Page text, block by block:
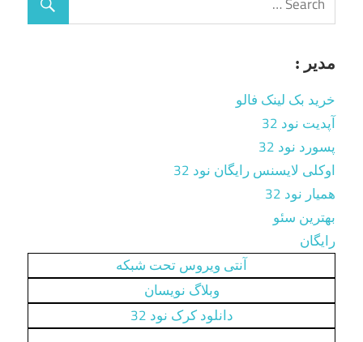
مدیر :
خرید بک لینک فالو
آپدیت نود 32
پسورد نود 32
اوکلی لایسنس رایگان نود 32
همیار نود 32
بهترین سئو
رایگان
آنتی ویروس تحت شبکه
وبلاگ نویسان
دانلود کرک نود 32